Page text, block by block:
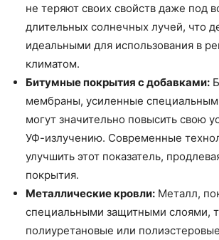
не теряют своих свойств даже под
длительных солнечных лучей, что
идеальными для использования в
климатом.
Битумные покрытия с добавками:
мембраны, усиленные
могут значительно повысить свою
УФ-излучению. Современные
улучшить этот показатель,
покрытия.
Металлические кровли: Металл,
специальными защитными слоями,
полиуретановые или